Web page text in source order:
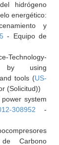
hidrógeno
energético:
y
- Equipo de
Technology-
by using
tools (US-
(Solicitud))
system
308952 -
Carbono